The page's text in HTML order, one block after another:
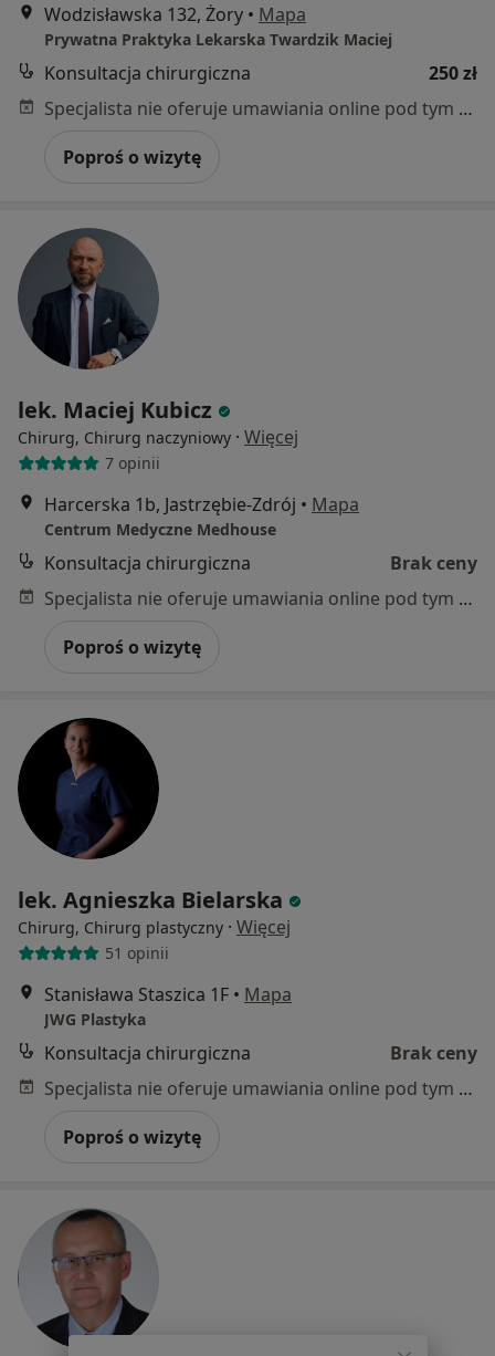
Wodzisławska 132, Żory • Mapa
Prywatna Praktyka Lekarska Twardzik Maciej
Konsultacja chirurgiczna
250 zł
Specjalista nie oferuje umawiania online pod tym adresem.
Poproś o wizytę
lek. Maciej Kubicz
Chirurg, Chirurg naczyniowy · Więcej
7 opinii
Harcerska 1b, Jastrzębie-Zdrój • Mapa
Centrum Medyczne Medhouse
Konsultacja chirurgiczna
Brak ceny
Specjalista nie oferuje umawiania online pod tym adresem.
Poproś o wizytę
lek. Agnieszka Bielarska
Chirurg, Chirurg plastyczny · Więcej
51 opinii
Stanisława Staszica 1F • Mapa
JWG Plastyka
Konsultacja chirurgiczna
Brak ceny
Specjalista nie oferuje umawiania online pod tym adresem.
Poproś o wizytę